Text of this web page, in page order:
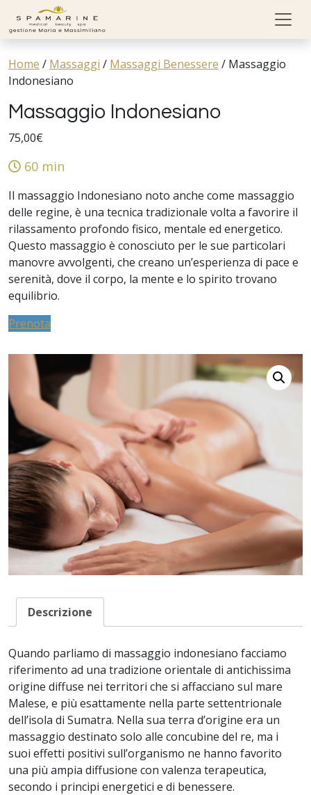
Skip to content
Home / Massaggi / Massaggi Benessere / Massaggio
Indonesiano
Massaggio Indonesiano
75,00€
60 min
Il massaggio Indonesiano noto anche come massaggio
delle regine, è una tecnica tradizionale volta a favorire il
rilassamento profondo fisico, mentale ed energetico.
Questo massaggio è conosciuto per le sue particolari
manovre avvolgenti, che creano un’esperienza di pace e
serenità, dove il corpo, la mente e lo spirito trovano
equilibrio.
Prenota
Descrizione
Quando parliamo di massaggio indonesiano facciamo
riferimento ad una tradizione orientale di antichissima
origine diffuse nei territori che si affacciano sul mare
Malese, e più esattamente nella parte settentrionale
dell’isola di Sumatra. Nella sua terra d’origine era un
massaggio destinato solo alle concubine del re, ma i
suoi effetti positivi sull’organismo ne hanno favorito
una più ampia diffusione con valenza terapeutica,
secondo i principi energetici e di benessere.